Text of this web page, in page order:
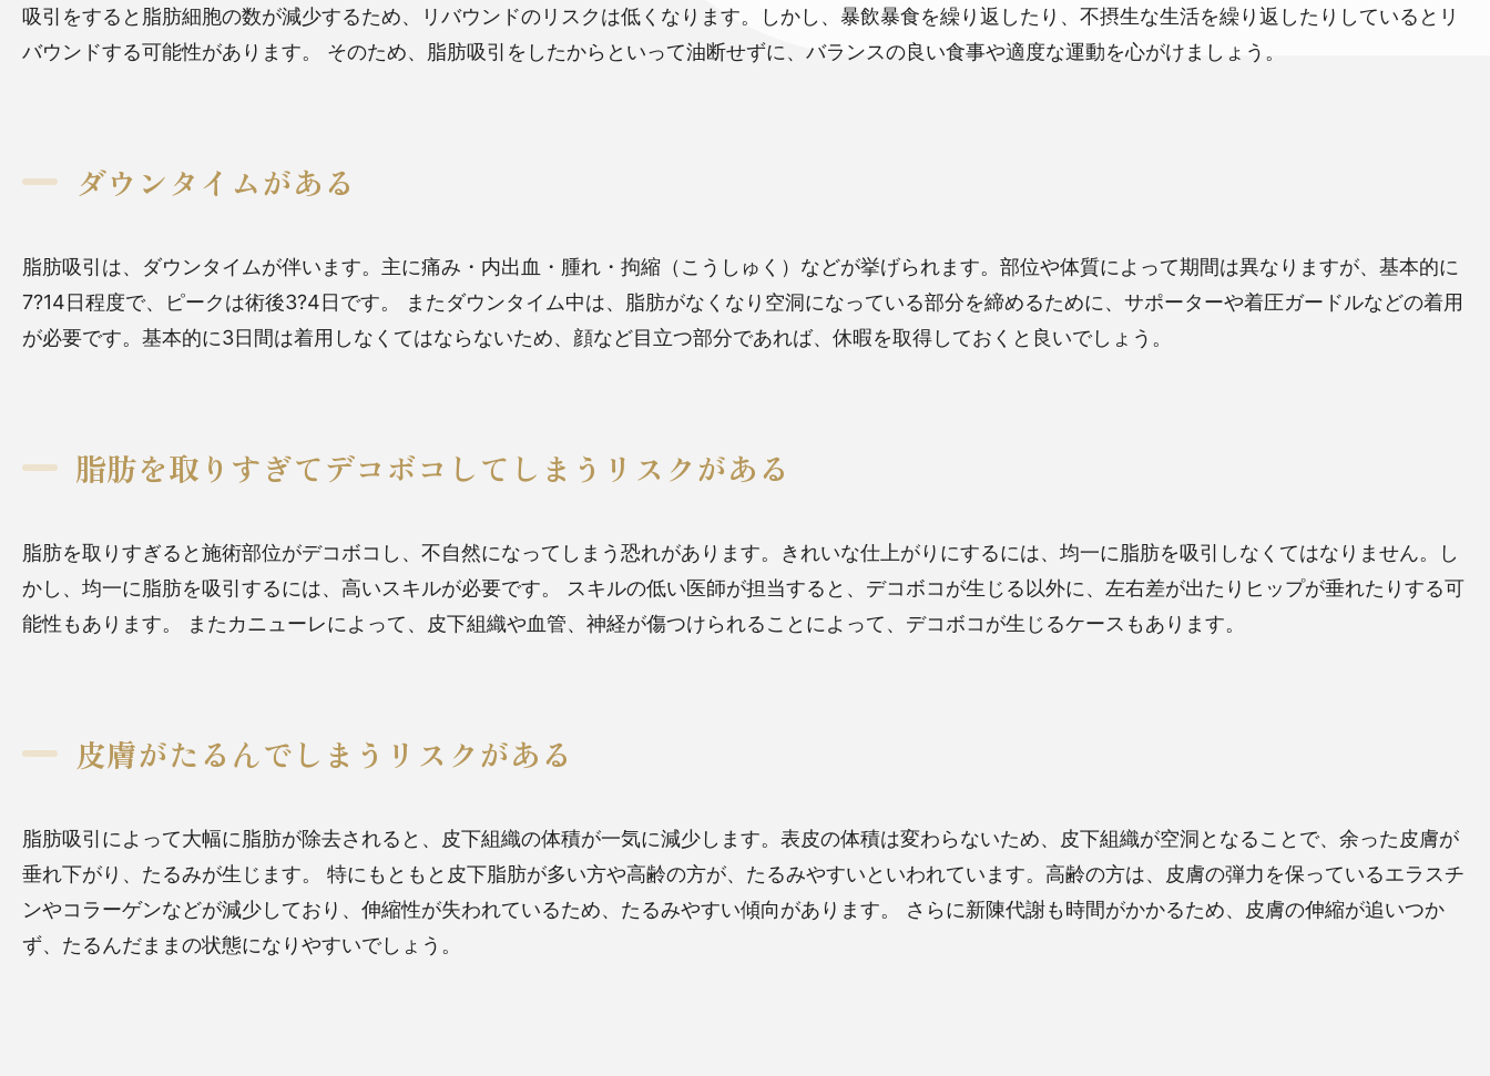
吸引をすると脂肪細胞の数が減少するため、リバウンドのリスクは低くなります。しかし、暴飲暴食を繰り返したり、不摂生な生活を繰り返したりしているとリ
バウンドする可能性があります。
そのため、脂肪吸引をしたからといって油断せずに、バランスの良い食事や適度な運動を心がけましょう。
ダウンタイムがある
脂肪吸引は、ダウンタイムが伴います。主に痛み・内出血・腫れ・拘縮（こうしゅく）などが挙げられます。部位や体質によって期間は異なりますが、基本的に
7?14日程度で、ピークは術後3?4日です。
またダウンタイム中は、脂肪がなくなり空洞になっている部分を締めるために、サポーターや着圧ガードルなどの着用
が必要です。基本的に3日間は着用しなくてはならないため、顔など目立つ部分であれば、休暇を取得しておくと良いでしょう。
脂肪を取りすぎてデコボコしてしまうリスクがある
脂肪を取りすぎると施術部位がデコボコし、不自然になってしまう恐れがあります。きれいな仕上がりにするには、均一に脂肪を吸引しなくてはなりません。し
かし、均一に脂肪を吸引するには、高いスキルが必要です。
スキルの低い医師が担当すると、デコボコが生じる以外に、左右差が出たりヒップが垂れたりする可
能性もあります。
またカニューレによって、皮下組織や血管、神経が傷つけられることによって、デコボコが生じるケースもあります。
皮膚がたるんでしまうリスクがある
脂肪吸引によって大幅に脂肪が除去されると、皮下組織の体積が一気に減少します。表皮の体積は変わらないため、皮下組織が空洞となることで、余った皮膚が
垂れ下がり、たるみが生じます。
特にもともと皮下脂肪が多い方や高齢の方が、たるみやすいといわれています。高齢の方は、皮膚の弾力を保っているエラスチ
ンやコラーゲンなどが減少しており、伸縮性が失われているため、たるみやすい傾向があります。
さらに新陳代謝も時間がかかるため、皮膚の伸縮が追いつか
ず、たるんだままの状態になりやすいでしょう。